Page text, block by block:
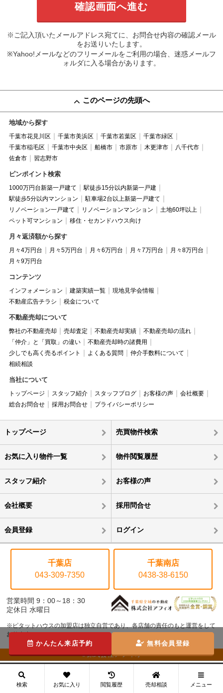
※ご記入頂いたメールアドレス宛てに、お問合せ内容の確認メール
をお送りいたします。
※Yahoo!メールなどのフリーメールをご利用の場合、迷惑メールフ
ォルダに入る場合があります。
このページの先頭へ
地域から探す
千葉市花見川区 千葉市美浜区 千葉市若葉区
千葉市緑区
千葉市稲毛区
千葉市中央区 船橋市 市原市 木更津市
八千代市
佐倉市
習志野市
ピンポイント検索
1000万円台新築一戸建て
駅徒歩15分以内新築一戸建
駅徒歩5分以内マンション
駐車場2台以上新築一戸建て
リノベーション一戸建て
リノベーションマンション
土地60坪以上
ペット可マンション
移住・セカンドハウス向け
月々返済額から探す
月々4万円台 月々5万円台 月々6万円台 月々7万円台
月々8万円台
月々9万円台
コンテンツ
インフォメーション 建築実績一覧
現地見学会情報
不動産広告チラシ
税金について
不動産売却について
弊社の不動産売却 売却査定 不動産売却実績
不動産売却の流れ
「仲介」と「買取」の違い
不動産売却時の諸費用
少しでも高く売るポイント
よくある質問
仲介手数料について
相続相談
当社について
トップページ スタッフ紹介 スタッフブログ お客様の声
会社概要
総合お問合せ
採用お問合せ プライバシーポリシー
トップページ 売買物件検索
お気に入り物件一覧 物件閲覧履歴
スタッフ紹介 お客様の声
会社概要 採用問合せ
会員登録 ログイン
千葉店
043-309-7350
千葉南店
0438-38-6150
営業時間 9：00～18：30
定休日 水曜日
※ピタットハウスの加盟店は独立自営であり、各店舗の責任のもと運営をして
おります。
©株式会社アフィオ
かんたん来店予約 無料会員登録
検索 お気に入り 閲覧履歴 売却相談 メニュー